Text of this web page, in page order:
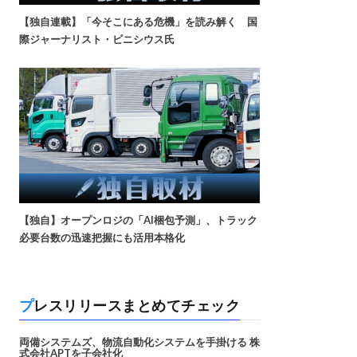
【独自連載】「今そこにある危機」を読み解く 国
際ジャーナリスト・ビニシウス氏
【独自】オープンロジの「AI梱包予測」、トラック
必要台数の迅速把握にも活用本格化
プレスリリースまとめてチェック
両備システムズ、物流自動化システムを手掛ける 株
式会社APTを子会社化